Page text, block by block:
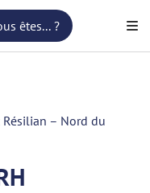
êtes... ?
– Nord du